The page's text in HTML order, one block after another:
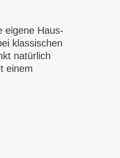
eigene Haus-
klassischen
natürlich
einem